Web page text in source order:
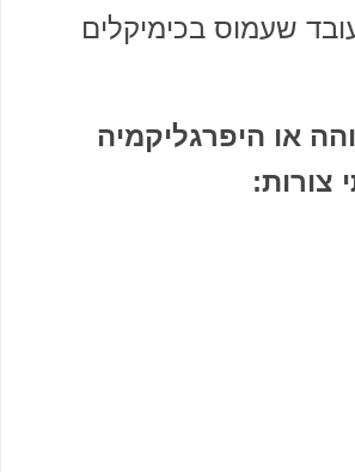
שעמוס בכימיקלים
או היפרגליקמיה
צורות: